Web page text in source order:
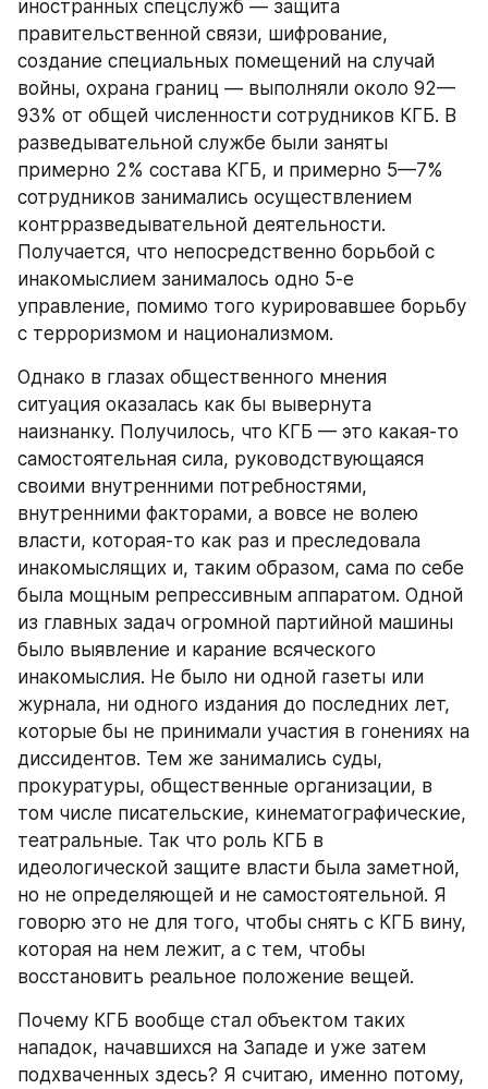
иностранных спецслужб — защита
правительственной связи, шифрование,
создание специальных помещений на случай
войны, охрана границ — выполняли около 92—
93% от общей численности сотрудников КГБ. В
разведывательной службе были заняты
примерно 2% состава КГБ, и примерно 5—7%
сотрудников занимались осуществлением
контрразведывательной деятельности.
Получается, что непосредственно борьбой с
инакомыслием занималось одно 5-е
управление, помимо того курировавшее борьбу
с терроризмом и национализмом.
Однако в глазах общественного мнения
ситуация оказалась как бы вывернута
наизнанку. Получилось, что КГБ — это какая-то
самостоятельная сила, руководствующаяся
своими внутренними потребностями,
внутренними факторами, а вовсе не волею
власти, которая-то как раз и преследовала
инакомыслящих и, таким образом, сама по себе
была мощным репрессивным аппаратом. Одной
из главных задач огромной партийной машины
было выявление и карание всяческого
инакомыслия. Не было ни одной газеты или
журнала, ни одного издания до последних лет,
которые бы не принимали участия в гонениях на
диссидентов. Тем же занимались суды,
прокуратуры, общественные организации, в
том числе писательские, кинематографические,
театральные. Так что роль КГБ в
идеологической защите власти была заметной,
но не определяющей и не самостоятельной. Я
говорю это не для того, чтобы снять с КГБ вину,
которая на нем лежит, а с тем, чтобы
восстановить реальное положение вещей.
Почему КГБ вообще стал объектом таких
нападок, начавшихся на Западе и уже затем
подхваченных здесь? Я считаю, именно потому,